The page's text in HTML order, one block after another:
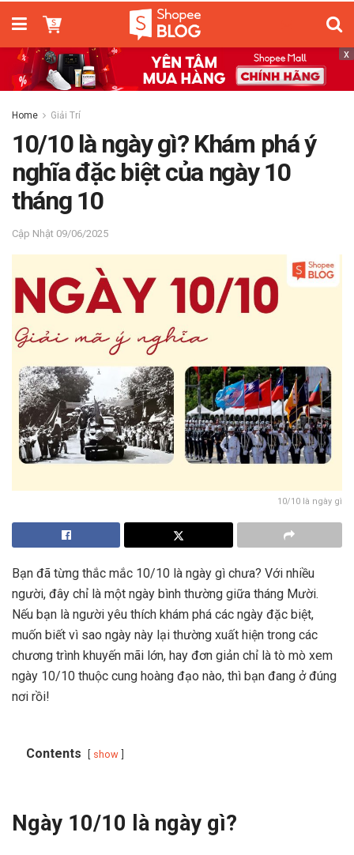
x
Home Giải Trí
10/10 là ngày gì? Khám phá ý
nghĩa đặc biệt của ngày 10
tháng 10
09/06/2025
10/10 là ngày gì
Bạn đã từng thắc mắc 10/10 là ngày gì chưa? Với nhiều
người, đây chỉ là một ngày bình thường giữa tháng Mười.
Nếu bạn là người yêu thích khám phá các ngày đặc biệt,
muốn biết vì sao ngày này lại thường xuất hiện trong các
chương trình khuyến mãi lớn, hay đơn giản chỉ là tò mò xem
ngày 10/10 thuộc cung hoàng đạo nào, thì bạn đang ở đúng
nơi rồi!
Contents show
Ngày 10/10 là ngày gì?